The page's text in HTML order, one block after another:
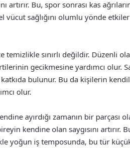
artırır. Bu, spor sonrası kas
vücut sağlığını olumlu yönde
temizlikle sınırlı değildir. Düzenli
gecikmesine yardımcı olur.
bulunur. Bu da kişilerin
olur.
ayırdığı zamanın bir parçası
kendine olan saygısını artırır.
yoğun iş temposunda, bu tür